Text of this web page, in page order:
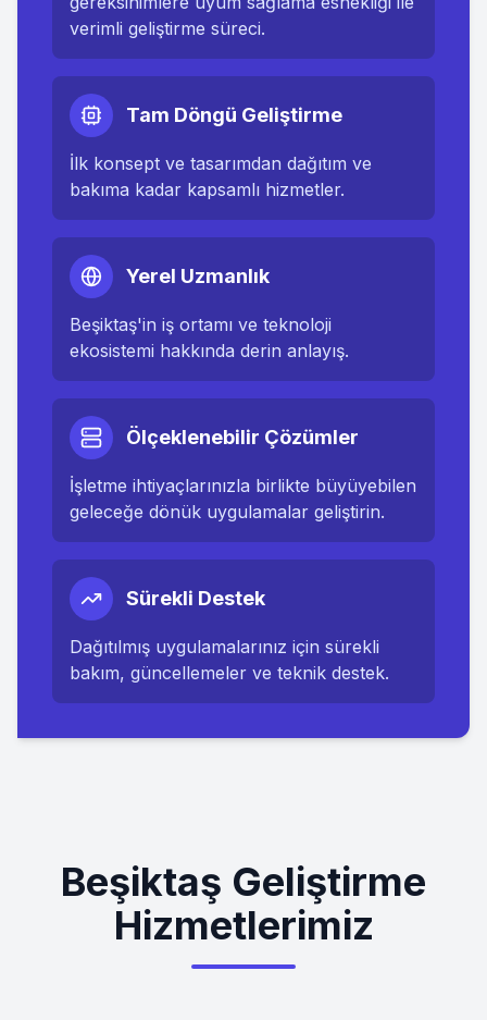
verimli geliştirme süreci.
Tam Döngü Geliştirme
İlk konsept ve tasarımdan dağıtım ve
bakıma kadar kapsamlı hizmetler.
Yerel Uzmanlık
Beşiktaş'in iş ortamı ve teknoloji
ekosistemi hakkında derin anlayış.
Ölçeklenebilir Çözümler
İşletme ihtiyaçlarınızla birlikte büyüyebilen
geleceğe dönük uygulamalar geliştirin.
Sürekli Destek
Dağıtılmış uygulamalarınız için sürekli
bakım, güncellemeler ve teknik destek.
Beşiktaş Geliştirme
Hizmetlerimiz